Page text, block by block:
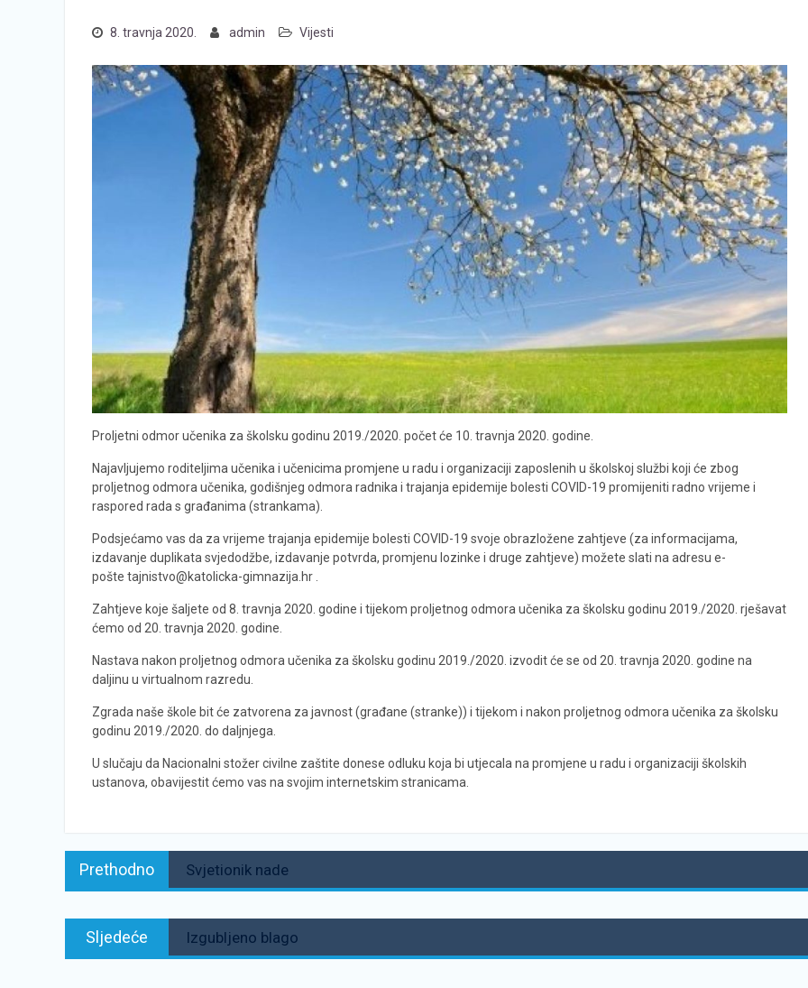
8. travnja 2020. admin Vijesti
Proljetni odmor učenika za školsku godinu 2019./2020. počet će 10. travnja 2020. godine.
Najavljujemo roditeljima učenika i učenicima promjene u radu i organizaciji zaposlenih u školskoj službi koji će zbog
proljetnog odmora učenika, godišnjeg odmora radnika i trajanja epidemije bolesti COVID-19 promijeniti radno vrijeme i
raspored rada s građanima (strankama).
Podsjećamo vas da za vrijeme trajanja epidemije bolesti COVID-19 svoje obrazložene zahtjeve (za informacijama,
izdavanje duplikata svjedodžbe, izdavanje potvrda, promjenu lozinke i druge zahtjeve) možete slati na adresu e-
pošte tajnistvo@katolicka-gimnazija.hr .
Zahtjeve koje šaljete od 8. travnja 2020. godine i tijekom proljetnog odmora učenika za školsku godinu 2019./2020. rješavat
ćemo od 20. travnja 2020. godine.
Nastava nakon proljetnog odmora učenika za školsku godinu 2019./2020. izvodit će se od 20. travnja 2020. godine na
daljinu u virtualnom razredu.
Zgrada naše škole bit će zatvorena za javnost (građane (stranke)) i tijekom i nakon proljetnog odmora učenika za školsku
godinu 2019./2020. do daljnjega.
U slučaju da Nacionalni stožer civilne zaštite donese odluku koja bi utjecala na promjene u radu i organizaciji školskih
ustanova, obavijestit ćemo vas na svojim internetskim stranicama.
Navigacija
objava
Prethodno Svjetionik nade
Sljedeće Izgubljeno blago